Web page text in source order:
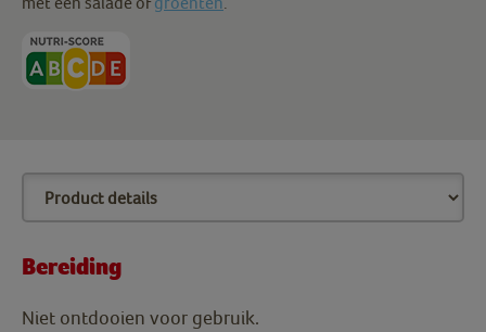
Bereiding
Niet ontdooien voor gebruik.